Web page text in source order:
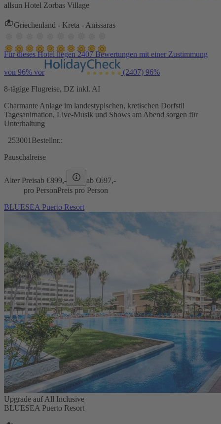
allsun Hotel Zorbas Village
Griechenland - Kreta - Anissaras
Für dieses Hotel liegen 2407 Bewertungen mit einer Zustimmung
von 96% vor (2407) 96%
8-tägige Flugreise, DZ inkl. AI
Charmante Anlage im landestypischen, kretischen Dorfstil
Tagesanimation, Live-Musik und Shows am Abend sorgen für
Unterhaltung
253001 Bestellnr.:
Pauschalreise
Alter Preisab €899,- ab €697,-
pro PersonPreis pro Person
BLUESEA Puerto Resort
Upgrade auf All Inclusive
BLUESEA Puerto Resort